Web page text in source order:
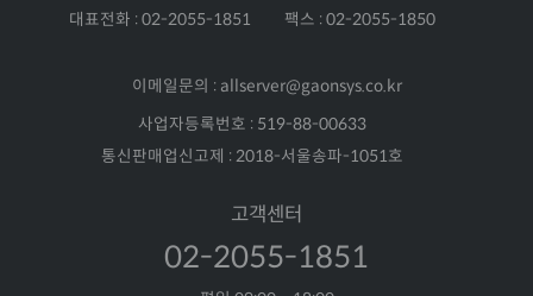
대표전화 : 02-2055-1851
팩스 : 02-2055-1850
이메일문의 : allserver@gaonsys.co.kr
사업자등록번호 : 519-88-00633
통신판매업신고제 : 2018-서울송파-1051호
고객센터
02-2055-1851